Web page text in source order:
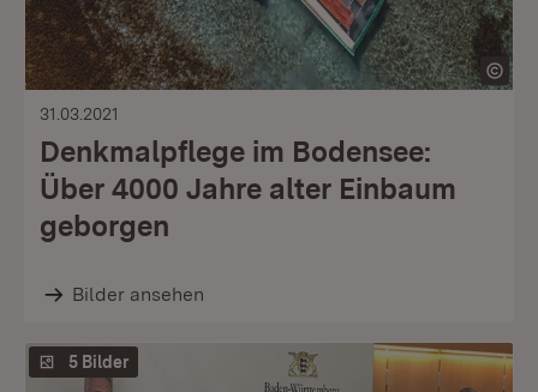
31.03.2021
Denkmalpflege im Bodensee:
Über 4000 Jahre alter Einbaum
geborgen
Bilder ansehen
5 Bilder